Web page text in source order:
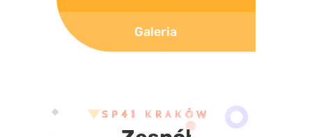
Galeria
SP41 KRAKÓW